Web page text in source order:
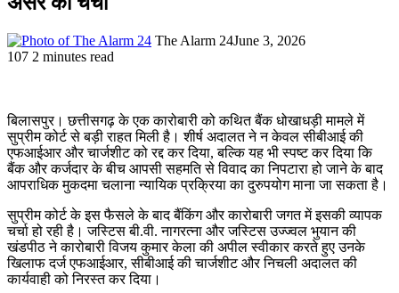
The Alarm 24June 3, 2026
107 2 minutes read
बिलासपुर। छत्तीसगढ़ के एक कारोबारी को कथित बैंक धोखाधड़ी मामले में
सुप्रीम कोर्ट से बड़ी राहत मिली है। शीर्ष अदालत ने न केवल सीबीआई की
एफआईआर और चार्जशीट को रद्द कर दिया, बल्कि यह भी स्पष्ट कर दिया कि
बैंक और कर्जदार के बीच आपसी सहमति से विवाद का निपटारा हो जाने के बाद
आपराधिक मुकदमा चलाना न्यायिक प्रक्रिया का दुरुपयोग माना जा सकता है।
सुप्रीम कोर्ट के इस फैसले के बाद बैंकिंग और कारोबारी जगत में इसकी व्यापक
चर्चा हो रही है। जस्टिस बी.वी. नागरत्ना और जस्टिस उज्ज्वल भुयान की
खंडपीठ ने कारोबारी विजय कुमार केला की अपील स्वीकार करते हुए उनके
खिलाफ दर्ज एफआईआर, सीबीआई की चार्जशीट और निचली अदालत की
कार्यवाही को निरस्त कर दिया।